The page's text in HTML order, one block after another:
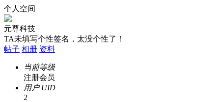
个人空间
元尊科技
TA未填写个性签名，太没个性了！
帖子 相册 资料
当前等级
注册会员
用户 UID
2